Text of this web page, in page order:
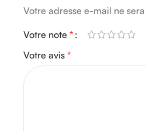
Votre adresse e-mail ne
Votre note *
Votre avis *